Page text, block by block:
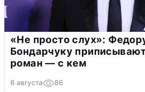
«Не просто слух»:
Бондарчуку
роман — с кем
6 августа 86